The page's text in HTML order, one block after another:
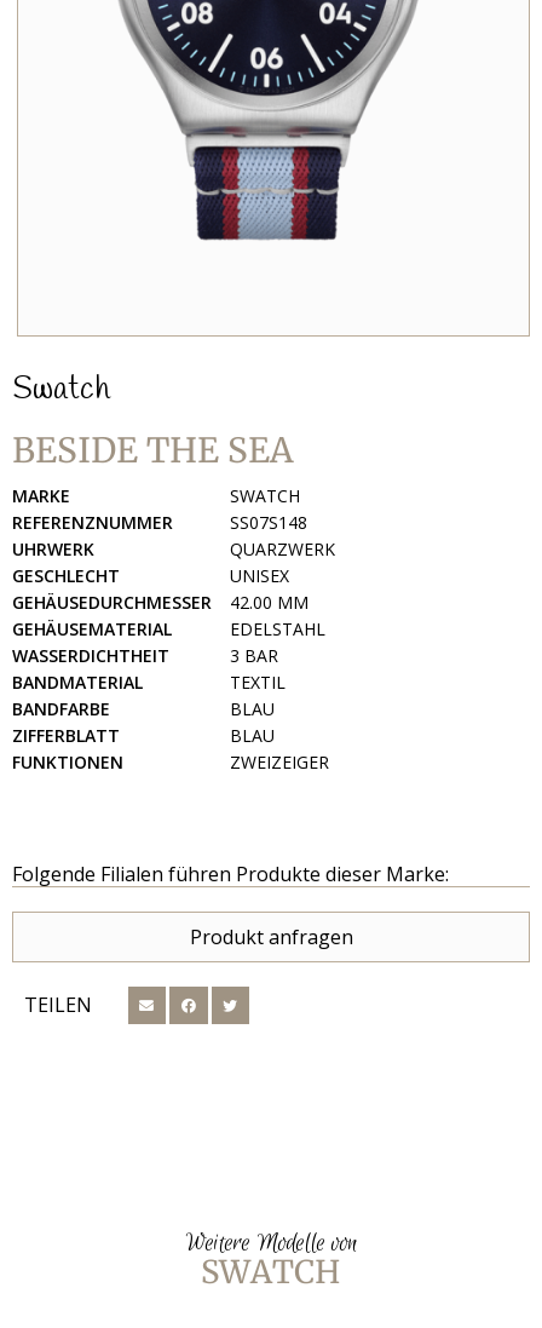
Swatch
BESIDE THE SEA
MARKE
SWATCH
REFERENZNUMMER
SS07S148
UHRWERK
QUARZWERK
GESCHLECHT
UNISEX
GEHÄUSEDURCHMESSER
42.00 MM
GEHÄUSEMATERIAL
EDELSTAHL
WASSERDICHTHEIT
3 BAR
BANDMATERIAL
TEXTIL
BANDFARBE
BLAU
ZIFFERBLATT
BLAU
FUNKTIONEN
ZWEIZEIGER
Folgende Filialen führen Produkte dieser Marke:
Produkt anfragen
TEILEN
Weitere Modelle von
SWATCH